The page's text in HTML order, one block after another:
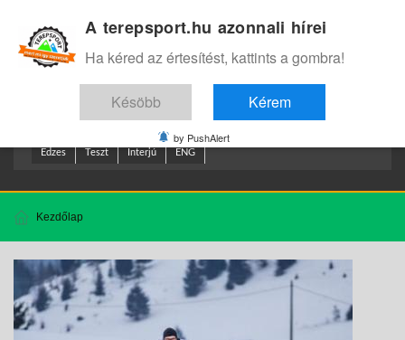
Edzes Teszt Interjú ENG
Kezdőlap
A terepsport.hu azonnali hírei
Ha kéred az értesítést, kattints a gombra!
Késöbb Kérem
by PushAlert